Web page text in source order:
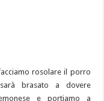
rosolare il porro
brasato a dovere
e portiamo a